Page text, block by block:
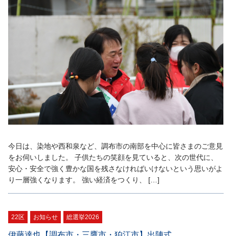
今日は、染地や西和泉など、調布市の南部を中心に皆さまのご意見
をお伺いしました。 子供たちの笑顔を見ていると、次の世代に、
安心・安全で強く豊かな国を残さなければいけないという思いがよ
り一層強くなります。 強い経済をつくり、 […]
22区 お知らせ 総選挙2026